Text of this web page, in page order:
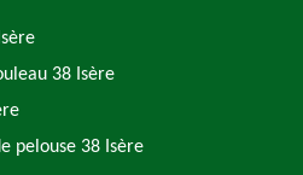
38 Isère
pelouse 38 Isère